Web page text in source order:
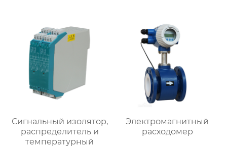
Сигнальный изолятор,
распределитель и
температурный
Электромагнитный
расходомер